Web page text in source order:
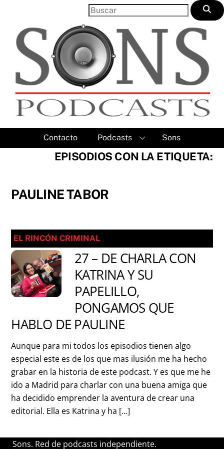
content
Contacto Podcasts Sons
EPISODIOS CON LA ETIQUETA:
PAULINE TABOR
EL RINCÓN CRIMINAL
27 – DE CHARLA CON
KATRINA Y SU
PAPELILLO,
PONGAMOS QUE
HABLO DE PAULINE
Aunque para mi todos los episodios tienen algo
especial este es de los que mas ilusión me ha hecho
grabar en la historia de este podcast. Y es que me he
ido a Madrid para charlar con una buena amiga que
ha decidido emprender la aventura de crear una
editorial. Ella es Katrina y ha […]
Sons. Red de podcasts independiente.